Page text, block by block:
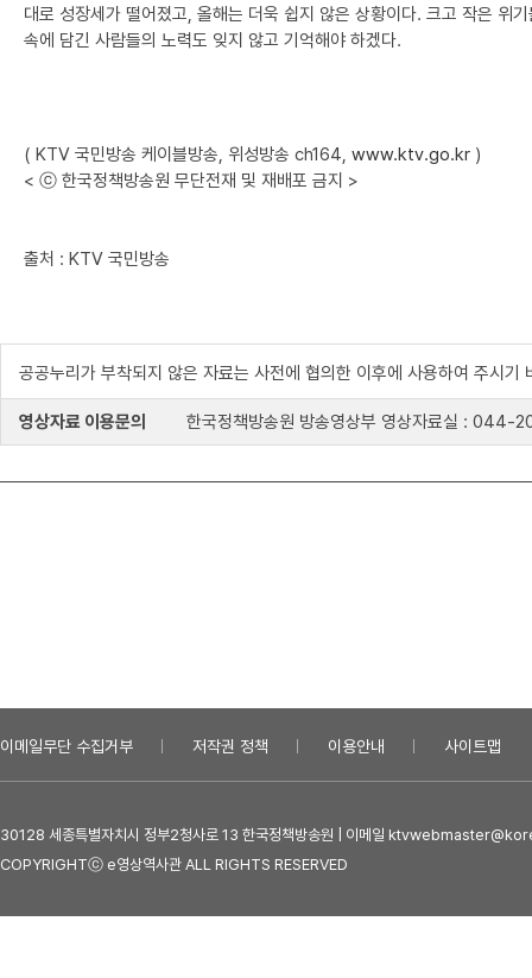
대로 성장세가 떨어졌고, 올해는 더욱 쉽지 않은 상황이다. 크고 작은 위
속에 담긴 사람들의 노력도 잊지 않고 기억해야 하겠다.
( KTV 국민방송 케이블방송, 위성방송 ch164, www.ktv.go.kr )
< ⓒ 한국정책방송원 무단전재 및 재배포 금지 >
출처 : KTV 국민방송
공공누리가 부착되지 않은 자료는 사전에 협의한 이후에 사용하여 주시기
영상자료 이용문의 한국정책방송원 방송영상부 영상자료실 :
이메일무단 수집거부 저작권 정책 이용안내 사이트맵
30128 세종특별자치시 정부2청사로 13 한국정책방송원 | 이메일
COPYRIGHTⓒ e영상역사관 ALL RIGHTS RESERVED